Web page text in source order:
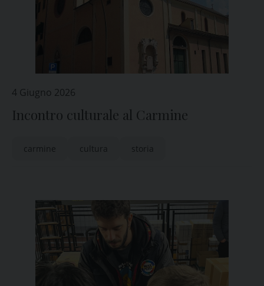
4 Giugno 2026
Incontro culturale al Carmine
carmine cultura storia